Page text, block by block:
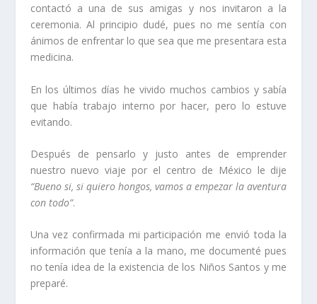
contactó a una de sus amigas y nos invitaron a la
ceremonia. Al principio dudé, pues no me sentía con
ánimos de enfrentar lo que sea que me presentara esta
medicina.
En los últimos días he vivido muchos cambios y sabía
que había trabajo interno por hacer, pero lo estuve
evitando.
Después de pensarlo y justo antes de emprender
nuestro nuevo viaje por el centro de México le dije
“Bueno si, si quiero hongos, vamos a empezar la aventura
con todo”.
Una vez confirmada mi participación me envió toda la
información que tenía a la mano, me documenté pues
no tenía idea de la existencia de los Niños Santos y me
preparé.